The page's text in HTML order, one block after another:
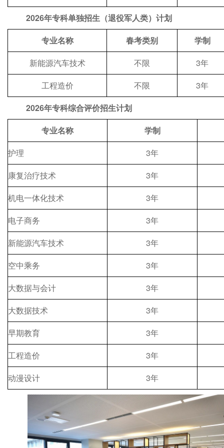
2026年专科单独招生 （退役军人类）计划
专业名称
春考类别
学制
新能源汽车技术
不限
3年
工程造价
不限
3年
2026年专科综合评价招生计划
专业名称
学制
护理
3年
康复治疗技术
3年
机电一体化技术
3年
电子商务
3年
新能源汽车技术
3年
空中乘务
3年
大数据与会计
3年
大数据技术
3年
早期教育
3年
工程造价
3年
动漫设计
3年